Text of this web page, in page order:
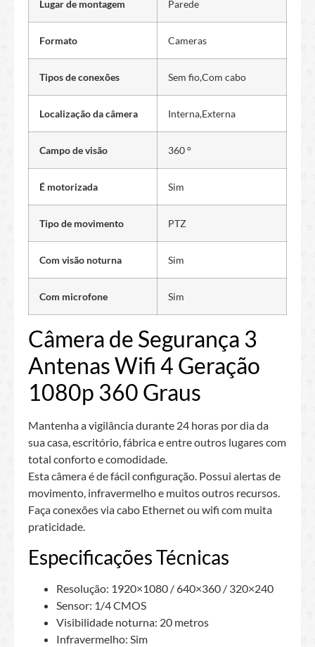
Lugar de montagem Parede
Formato Cameras
Tipos de conexões Sem fio,Com cabo
Localização da câmera Interna,Externa
Campo de visão 360 °
É motorizada Sim
Tipo de movimento PTZ
Com visão noturna Sim
Com microfone Sim
Câmera de Segurança 3
Antenas Wifi 4 Geração
1080p 360 Graus
Mantenha a vigilância durante 24 horas por dia da
sua casa, escritório, fábrica e entre outros lugares com
total conforto e comodidade.
Esta câmera é de fácil configuração. Possui alertas de
movimento, infravermelho e muitos outros recursos.
Faça conexões via cabo Ethernet ou wifi com muita
praticidade.
Especificações Técnicas
Resolução: 1920×1080 / 640×360 / 320×240
Sensor: 1/4 CMOS
Visibilidade noturna: 20 metros
Infravermelho: Sim